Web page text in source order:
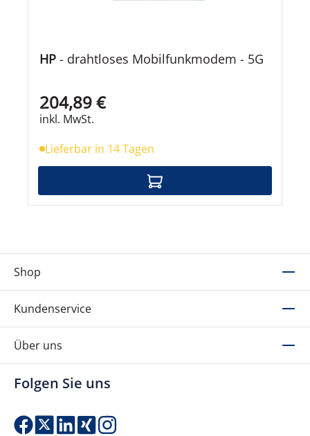
HP - drahtloses Mobilfunkmodem - 5G
204,89 €
inkl. MwSt.
Lieferbar in 14 Tagen
Shop
Kundenservice
Über uns
Folgen Sie uns